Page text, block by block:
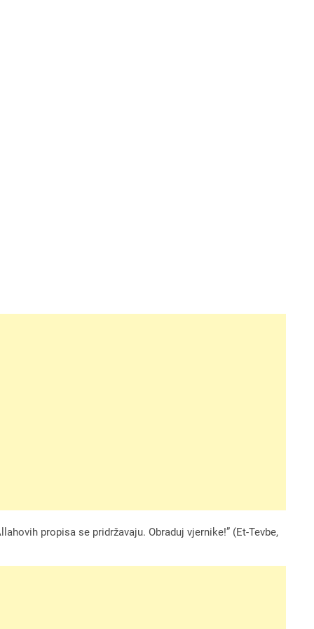
propisa se pridržavaju. Obraduj vjernike!” (Et-Tevbe,